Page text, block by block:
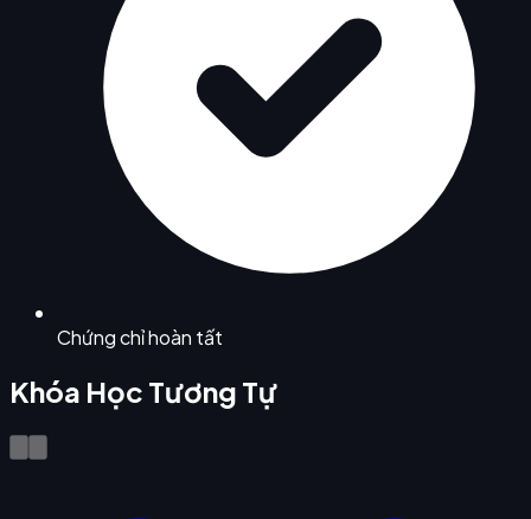
Chứng chỉ hoàn tất
Khóa Học Tương Tự